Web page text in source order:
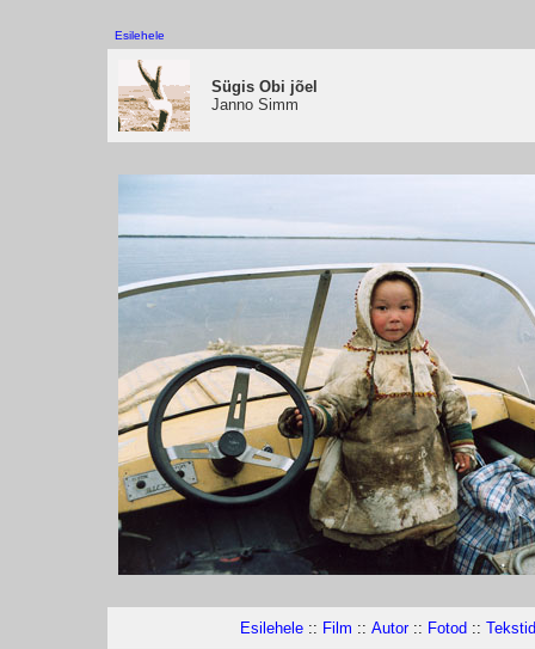
Esilehele
Sügis Obi jõel
Janno Simm
Esilehele:: Film :: Autor:: Fotod :: Tekstid